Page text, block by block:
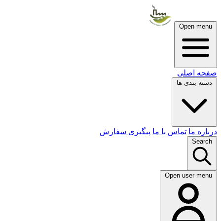
Open menu
صفحه اصلی
دسته بندی ها
درباره ما تماس با ما پیگیری سفارش
Search
Open user menu